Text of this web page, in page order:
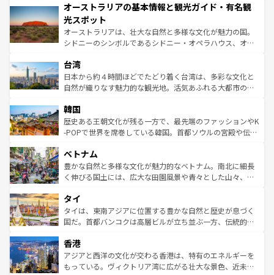
部のニューオーリンズでは、音楽と美食が融合した独特の
文化が魅力。旅行者はアメリカの各地域で異なる魅力を楽
しみながら、その多様性と豊かな歴史を感じることができ
るだろう。車でのロードトリップや列車の旅も、アメリカ
情報は
ワイ島は見逃せない。また、定番の観光地といえばオアフ
島だが、静かな自然を求めるならマウイ島やカウアイ島が
おすすめ。エメラルドグリーンに輝く海をはじめ、豊かな
文化や歴史が息づいている。「アロハスピリット」と呼ば
人々、おいしいローカルフードやハワイアンミュージッ
ク、伝統的なフラダンスなど、すべてがハワイの魅力を彩
っている。訪れるたびに新しい発見と感動が待っているハ
はコンテンツ一覧
オーストラリアの基本情報と観光ガイド・有名観
光スポット
オーストラリアは、壮大な自然と多様な文化が魅力の国。
シドニーのシンボルであるシドニー・オペラハウス、オー
リアリーフや大陸中央部にそびえるウルル（エアーズロッ
ク）、タスマニアの美しい原生林やケアンズの熱帯雨林な
ど、見どころがたくさん。また、カフェやワイン、オージ
いる。アクティビティも充実しており、サーフィンやダイ
ビング、ハイキングなど、アウトドア好きにはたまらな
い。オーストラリアの多彩な魅力を存分に味わいつくそ
参照してほしい。
台湾
日本から約４時間ほどでたどり着く台湾は、多彩な文化と
自然が織りなす魅力的な観光地。活気あふれる大都市の台
ン）、静ひつな山岳地帯である台湾東部など、都市の喧騒
と山間の静けさが共存しており、訪れる人に新しい発見と
驚きをもたらしてくれる。また、奥深い台湾の食文化も魅
容にもいいと評判のスイーツなど、バラエティ豊かな料理
が味わえる。 なお、新着の台湾情報は コンテンツ一覧を参
照してほしい。
韓国
歴史ある王朝文化が残る一方で、最先端のファッションやK
-POPで世界を席巻している韓国。首都ソウルの宮殿や伝統
き、地方に足を延ばせば四季折々の自然美を楽しむことが
できる。そして、キムチや焼肉、絶品のストリートフード
まで、さまざまな韓国料理が待っている。夜には、韓国な
リティに包まれながら、韓国の多彩な魅力を心ゆくまで味
わってみてほしい。 なお、新着の韓国情報はコンテンツ一
覧を参照してほしい。
ベトナム
豊かな自然と多様な文化が魅力的なベトナム。南北に細長
く伸びる国土には、広大な田園風景や青々とした山々、世
急速な発展と共に伝統が息づく。ハノイの古い町並みやホ
ーチミン市のフランス統治時代の建物も、独特の雰囲気を
醸し出している。また、バラエティの豊かさとおいしさで
とつ。フォーやバインミー、ベトナムコーヒーなどは、ぜ
ひ現地で味わいたい。どの地域を訪れてもあたたかい人々
が旅行者を迎えてくれるので、きっと忘れられない旅にな
タイ
タイは、東南アジアに位置する豊かな自然と歴史が息づく
国だ。首都バンコクは高層ビルが立ち並ぶ一方、伝統的な
の活気が交差している。北部ではチェンマイなどの山岳地
帯で自然と触れ合い、南部ではプーケットやクラビの美し
いビーチでリゾート気分を楽しむことができる。タイ料理
香港
アジアと西洋の文化が交わる香港は、特有のエネルギーを
もっている。ヴィクトリア湾に広がる壮大な景色、近未来